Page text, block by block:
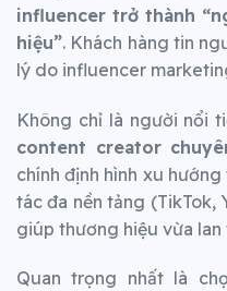
influencer trở thành
hiệu”. Khách hàng tin
lý do influencer
Không chỉ là người nổi
content creator
chính định hình xu
tác đa nền tảng (TikTok,
giúp thương hiệu vừa lan
Quan trọng nhất là